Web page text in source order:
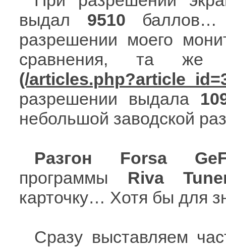
выдал 9510 баллов…
разрешении моего
сравнения, та
разрешении выдала
небольшой заводской
Разгон
Forsa
программы Riva
карточку… Хотя бы для
Сразу выставляем